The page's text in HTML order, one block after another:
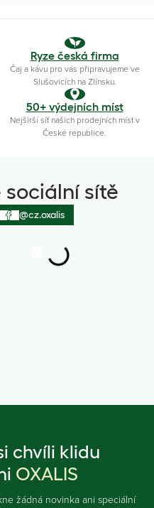
Ryze česká firma
Čaj a kávu pro vás připravujeme ve
Slušovicích na Zlínsku.
50+ výdejních míst
Nejširší síť našich prodejních míst v
České republice.
sociální sítě
@cz.oxalis
chvíli klidu
OXALIS
žádná novinka ani speciální